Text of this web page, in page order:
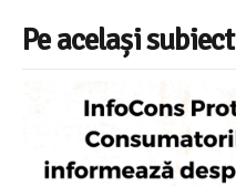
Pe același subiect